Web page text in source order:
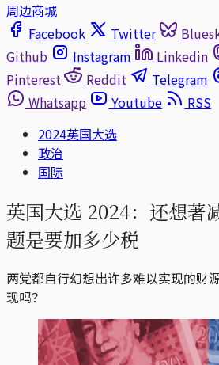
周边商城
Facebook
Twitter
Github
Instagram Linkedin
Pinterest
Reddit Telegram
Whatsapp
Youtube
RSS
2024英国大选
政治
国际
英国大选 2024：还想著
题是要加多少税
两党都自行幻想出许多难以实现的财
现吗？